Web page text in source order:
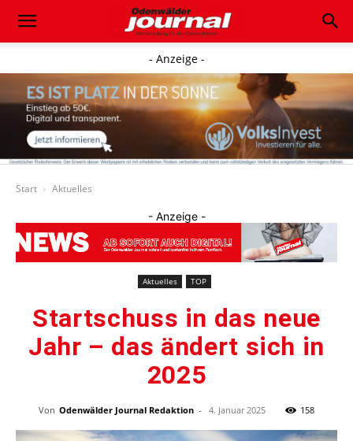
- Anzeige -
Start Aktuelles
- Anzeige -
Aktuelles TOP
Startschuss in das neue
Jahr – das ändert sich in
2025
Von Odenwälder Journal Redaktion - 4. Januar 2025 158